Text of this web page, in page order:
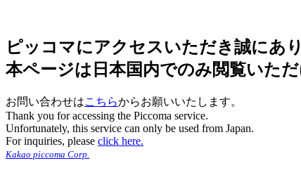
ピッコマにアクセスいただき誠にあ
本ページは日本国内でのみ閲覧いただ
お問い合わせはこちらからお願いいたします。
Thank you for accessing the Piccoma service.
Unfortunately, this service can only be used from Japan.
For inquiries, please click here.
Kakao piccoma Corp.